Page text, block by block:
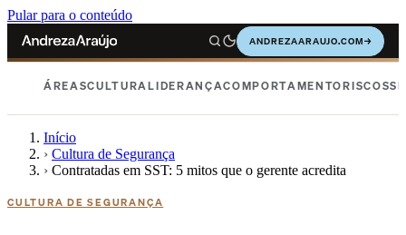
Pular para o conteúdo
ANDREZAARAUJO.COM→
ÁREASCULTURALIDERANÇACOMPORTAMENTORISCOS
Início
› Cultura de Segurança
› Contratadas em SST: 5 mitos que o gerente acredita
CULTURA DE SEGURANÇA